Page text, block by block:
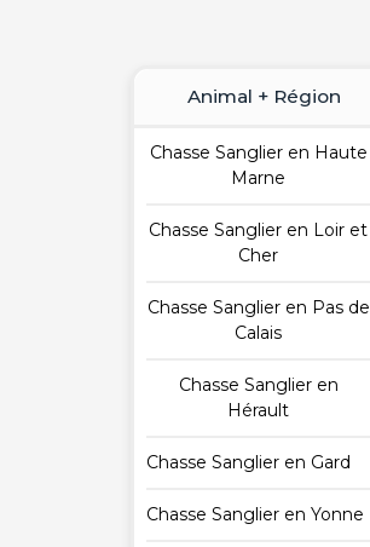
Animal + Région
Chasse Sanglier en Haute
Marne
Chasse Sanglier en Loir et
Cher
Chasse Sanglier en Pas de
Calais
Chasse Sanglier en
Hérault
Chasse Sanglier en Gard
Chasse Sanglier en Yonne